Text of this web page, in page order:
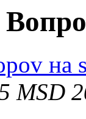
на
MSD